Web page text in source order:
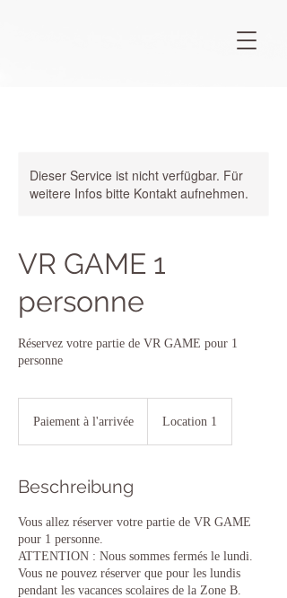
Dieser Service ist nicht verfügbar. Für
weitere Infos bitte Kontakt aufnehmen.
VR GAME 1
personne
Réservez votre partie de VR GAME pour 1
personne
l'arrivée
Paiement à l'arrivée Location 1
Beschreibung
Vous allez réserver votre partie de VR GAME
pour 1 personne.
ATTENTION : Nous sommes fermés le lundi.
Vous ne pouvez réserver que pour les lundis
pendant les vacances scolaires de la Zone B.